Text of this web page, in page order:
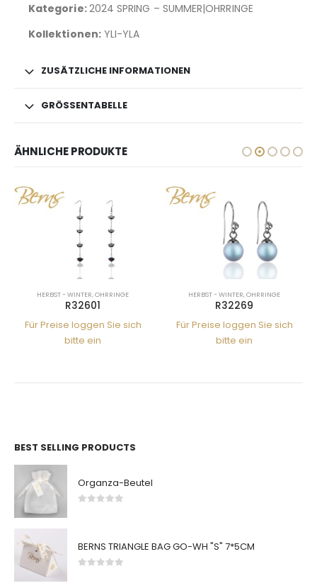
Kategorie:2024 SPRING – SUMMER|OHRRINGE
Kollektionen:YLI-YLA
ZUSÄTZLICHE INFORMATIONEN
GRÖSSENTABELLE
ÄHNLICHE PRODUKTE
HERBST - WINTER,OHRRINGE
R32601
Für Preise loggen Sie sich
bitte ein
HERBST - WINTER,OHRRINGE
R32269
Für Preise loggen Sie sich
bitte ein
BEST SELLING PRODUCTS
Organza-Beutel
BERNS TRIANGLE BAG GO-WH "S" 7*5CM